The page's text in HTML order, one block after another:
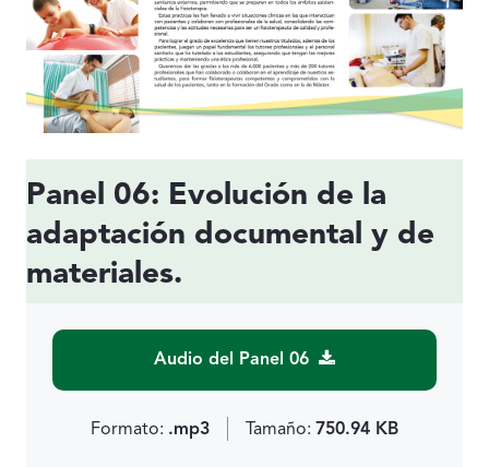
Panel 06: Evolución de la
adaptación documental y de
materiales.
Audio del Panel 06
Formato: .mp3 Tamaño: 750.94 KB